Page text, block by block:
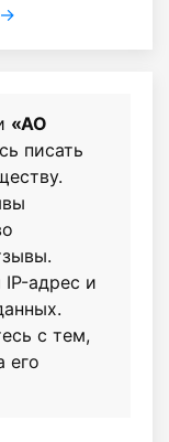
«АО
писать
адрес и
с тем,
его